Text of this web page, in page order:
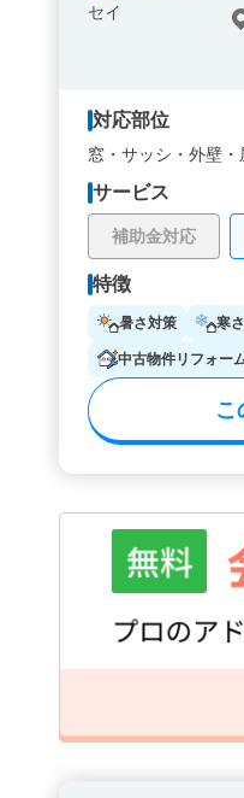
対応部位
窓・サッシ・ 外壁・
サービス
補助金対応
特徴
暑さ対策 寒
中古物件リフォー
こ